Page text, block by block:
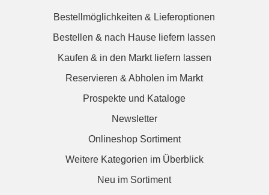
Bestellmöglichkeiten & Lieferoptionen
Bestellen & nach Hause liefern lassen
Kaufen & in den Markt liefern lassen
Reservieren & Abholen im Markt
Prospekte und Kataloge
Newsletter
Onlineshop Sortiment
Weitere Kategorien im Überblick
Neu im Sortiment